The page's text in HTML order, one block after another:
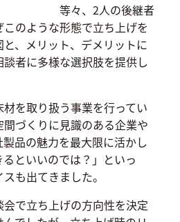
人の後継者
のような形態で立ち上げを
、メリット、デメリットに
者に多様な選択肢を提供し
を取り扱う事業を行ってい
づくりに見識のある企業や
品の魅力を最大限に活かし
といいのでは？」といっ
も出てきました。
で立ち上げの方向性を決定